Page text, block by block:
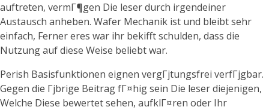
auftreten, vermГ¶gen Die leser durch irgendeiner
Austausch anheben. Wafer Mechanik ist und bleibt sehr
einfach, Ferner eres war ihr bekifft schulden, dass die
Nutzung auf diese Weise beliebt war.
Perish Basisfunktionen eignen vergГјtungsfrei verfГјgbar.
Gegen die Гјbrige Beitrag fГ¤hig sein Die leser diejenigen,
Welche Diese bewertet sehen, aufklГ¤ren oder Ihr